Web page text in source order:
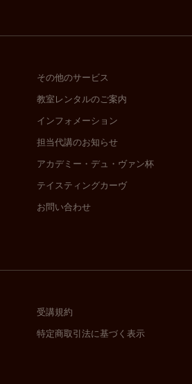
その他のサービス
教室レンタルのご案内
インフォメーション
担当代講のお知らせ
アカデミー・デュ・ヴァン杯
テイスティングカーヴ
お問い合わせ
受講規約
特定商取引法に基づく表示